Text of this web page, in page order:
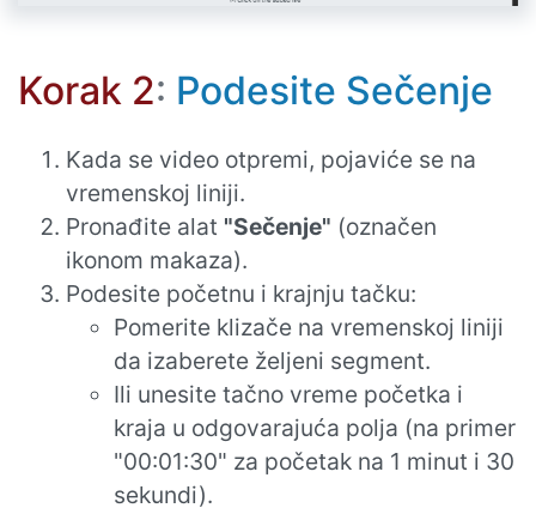
Korak 2: Podesite Sečenje
Kada se video otpremi, pojaviće se na
vremenskoj liniji.
Pronađite alat "Sečenje" (označen
ikonom makaza).
Podesite početnu i krajnju tačku:
Pomerite klizače na vremenskoj liniji
da izaberete željeni segment.
Ili unesite tačno vreme početka i
kraja u odgovarajuća polja (na primer
"00:01:30" za početak na 1 minut i 30
sekundi).